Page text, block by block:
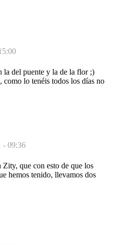
la del puente y la de la flor ;)
como lo tenéis todos los días no
- 09:36
Zity, que con esto de que los
hemos tenido, llevamos dos